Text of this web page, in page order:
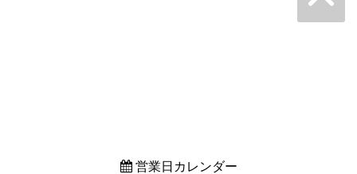
営業日カレンダー